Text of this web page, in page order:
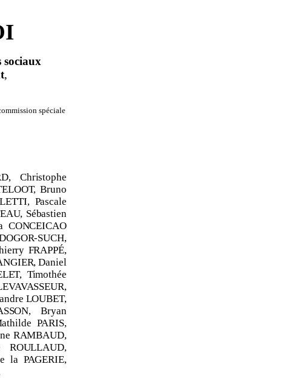
sociaux
,
spéciale
Christophe
Bruno
Pascale
Sébastien
CONCEICAO
‑SUCH,
FRAPPÉ,
Daniel
Timothée
LOUBET,
Bryan
PARIS,
RAMBAUD,
ROULLAUD,
la PAGERIE,